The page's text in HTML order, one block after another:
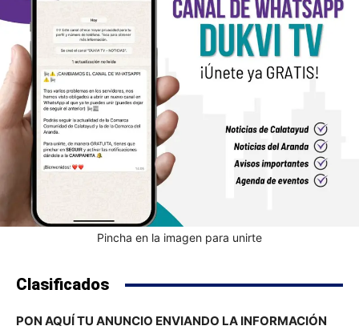
Pincha en la imagen para unirte
Clasificados
PON AQUÍ TU ANUNCIO ENVIANDO LA INFORMACIÓN